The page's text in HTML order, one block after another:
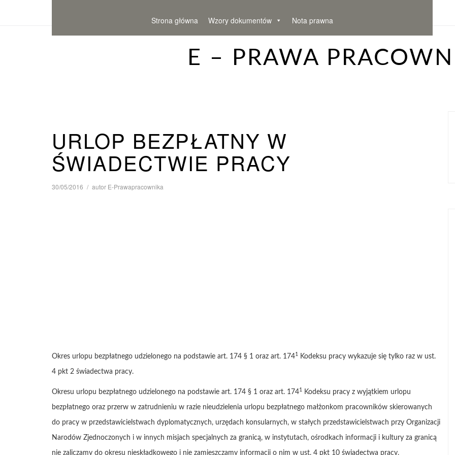
Strona główna Wzory dokumentów Nota prawna
E – PRAWA
URLOP BEZPŁATNY W
ŚWIADECTWIE PRACY
30/05/2016 autor E-Prawapracownika
Okres urlopu bezpłatnego udzielonego na podstawie art. 174 § 1 oraz art. 1741 Kodeksu pracy wykazuje się tylko raz w ust.
4 pkt 2 świadectwa pracy.
Okresu urlopu bezpłatnego udzielonego na podstawie art. 174 § 1 oraz art. 1741 Kodeksu pracy z wyjątkiem urlopu
bezpłatnego oraz przerw w zatrudnieniu w razie nieudzielenia urlopu bezpłatnego małżonkom pracowników skierowanych
do pracy w przedstawicielstwach dyplomatycznych, urzędach konsularnych, w stałych przedstawicielstwach przy Organizacji
Narodów Zjednoczonych i w innych misjach specjalnych za granicą, w instytutach, ośrodkach informacji i kultury za granicą
nie zaliczamy do okresu nieskładkowego i nie zamieszczamy informacji o nim w ust. 4 pkt 10 świadectwa pracy.